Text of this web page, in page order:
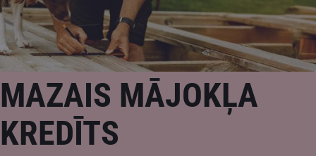
MAZAIS MĀJOKĻA
KREDĪTS